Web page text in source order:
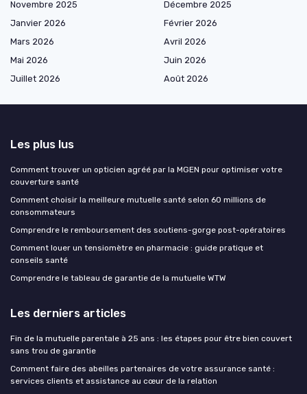
Novembre 2025
Décembre 2025
Janvier 2026
Février 2026
Mars 2026
Avril 2026
Mai 2026
Juin 2026
Juillet 2026
Août 2026
Les plus lus
Comment trouver un opticien agréé par la MGEN pour optimiser votre
couverture santé
Comment choisir la meilleure mutuelle santé selon 60 millions de
consommateurs
Comprendre le remboursement des soutiens-gorge post-opératoires
Comment louer un tensiomètre en pharmacie : guide pratique et
conseils santé
Comprendre le tableau de garantie de la mutuelle WTW
Les derniers articles
Fin de la mutuelle parentale à 25 ans : les étapes pour être bien couvert
sans trou de garantie
Comment faire des abeilles partenaires de votre assurance santé :
services clients et assistance au cœur de la relation